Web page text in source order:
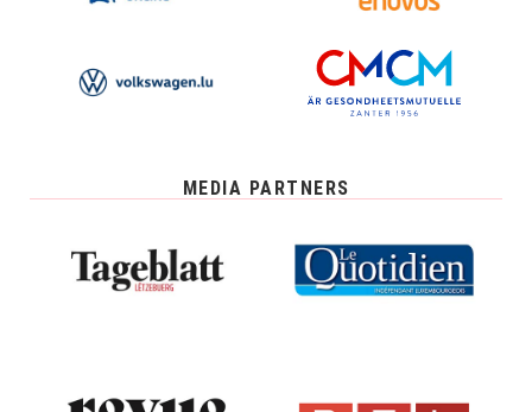
MEDIA PARTNERS